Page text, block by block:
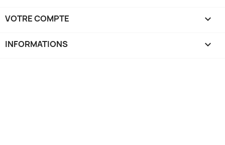
VOTRE COMPTE 
INFORMATIONS keyboard_arrow_down